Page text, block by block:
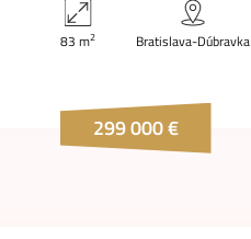
83 m2 Bratislava-Dúbravka
299 000 €